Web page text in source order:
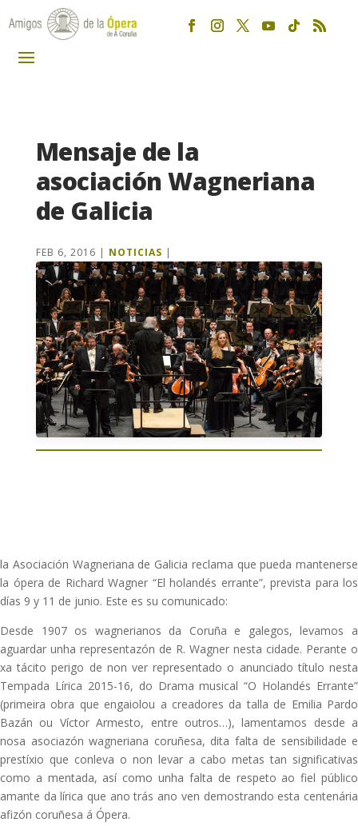
Mensaje de la
asociación Wagneriana
de Galicia
FEB 6, 2016 | NOTICIAS |
la Asociación Wagneriana de Galicia reclama que pueda mantenerse
la ópera de Richard Wagner “El holandés errante”, prevista para los
días 9 y 11 de junio. Este es su comunicado:
Desde 1907 os wagnerianos da Coruña e galegos, levamos a
aguardar unha representazón de R. Wagner nesta cidade. Perante o
xa tácito perigo de non ver representado o anunciado título nesta
Tempada Lírica 2015-16, do Drama musical “O Holandés Errante”
(primeira obra que engaiolou a creadores da talla de Emilia Pardo
Bazán ou Víctor Armesto, entre outros…), lamentamos desde a
nosa asociazón wagneriana coruñesa, dita falta de sensibilidade e
prestíxio que conleva o non levar a cabo metas tan significativas
como a mentada, así como unha falta de respeto ao fiel público
amante da lírica que ano trás ano ven demostrando esta centenária
afizón coruñesa á Ópera.